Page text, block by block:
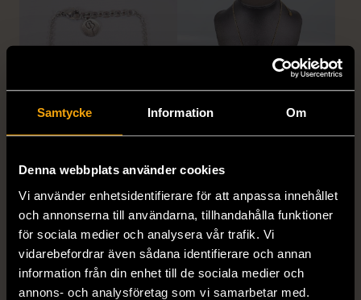
Samtycke Information Om
Denna webbplats använder cookies
Vi använder enhetsidentifierare för att anpassa innehållet
och annonserna till användarna, tillhandahålla funktioner
för sociala medier och analysera vår trafik. Vi
vidarebefordrar även sådana identifierare och annan
information från din enhet till de sociala medier och
annons- och analysföretag som vi samarbetar med.
1/5
Edblad - Glow - Armband
Mycket gott skick
129 kr
1/5
Halsband med
blomformat hänge
Mycket gott skick
249 kr